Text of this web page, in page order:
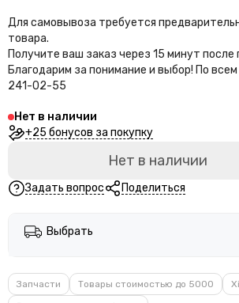
Для самовывоза требуется
товара.
Получите ваш заказ через 15 минут
Благодарим за понимание и выбор! По
241-02-55
Нет в наличии
+25 бонусов за покупку
Нет в наличии
Задать вопрос Поделиться
Выбрать
Запчасти Товары стоимостью до 5000